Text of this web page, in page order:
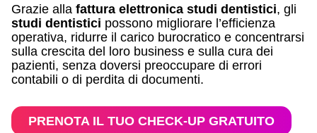
Grazie alla fattura elettronica studi dentistici, gli
studi dentistici possono migliorare l’efficienza
operativa, ridurre il carico burocratico e concentrarsi
sulla crescita del loro business e sulla cura dei
pazienti, senza doversi preoccupare di errori
contabili o di perdita di documenti.
PRENOTA IL TUO CHECK-UP GRATUITO